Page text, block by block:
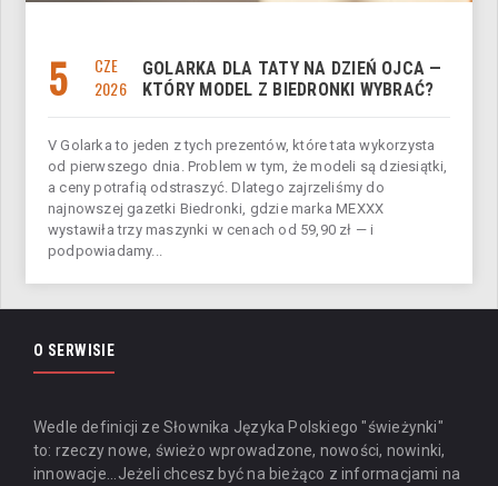
5
CZE
2026
GOLARKA DLA TATY NA DZIEŃ OJCA —
KTÓRY MODEL Z BIEDRONKI WYBRAĆ?
V Golarka to jeden z tych prezentów, które tata wykorzysta
od pierwszego dnia. Problem w tym, że modeli są dziesiątki,
a ceny potrafią odstraszyć. Dlatego zajrzeliśmy do
najnowszej gazetki Biedronki, gdzie marka MEXXX
wystawiła trzy maszynki w cenach od 59,90 zł — i
podpowiadamy...
O SERWISIE
Wedle definicji ze Słownika Języka Polskiego "świeżynki"
to: rzeczy nowe, świeżo wprowadzone, nowości, nowinki,
innowacje... Jeżeli chcesz być na bieżąco z informacjami na